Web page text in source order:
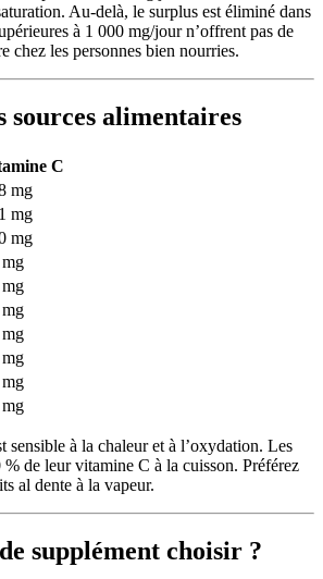
Au-delà, le surplus est éliminé dans
à 1 000 mg/jour n’offrent pas de
chez les personnes bien nourries.
sources alimentaires
C
mg
mg
mg
sensible à la chaleur et à l’oxydation. Les
de leur vitamine C à la cuisson. Préférez
al dente à la vapeur.
supplément choisir ?